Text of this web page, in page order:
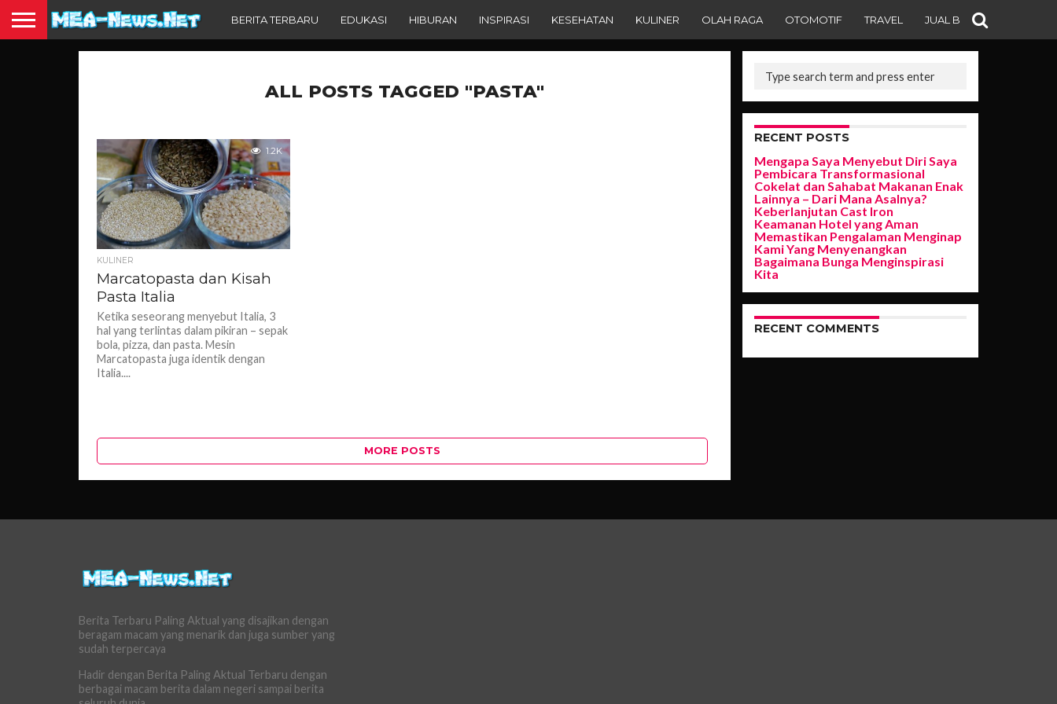
BERITA TERBARU EDUKASI HIBURAN INSPIRASI KESEHATAN KULINER OLAH RAGA OTOMOTIF TRAVEL JUAL BELI
ALL POSTS TAGGED "PASTA"
1.2K
KULINER
Marcatopasta dan Kisah
Pasta Italia
Ketika seseorang menyebut Italia, 3
hal yang terlintas dalam pikiran – sepak
bola, pizza, dan pasta. Mesin
Marcatopasta juga identik dengan
Italia....
MORE POSTS
RECENT POSTS
Mengapa Saya Menyebut Diri Saya
Pembicara Transformasional
Cokelat dan Sahabat Makanan Enak
Lainnya – Dari Mana Asalnya?
Keberlanjutan Cast Iron
Keamanan Hotel yang Aman
Memastikan Pengalaman Menginap
Kami Yang Menyenangkan
Bagaimana Bunga Menginspirasi
Kita
RECENT COMMENTS
Berita Terbaru Paling Aktual yang disajikan dengan
beragam macam yang menarik dan juga sumber yang
sudah terpercaya
Hadir dengan Berita Paling Aktual Terbaru dengan
berbagai macam berita dalam negeri sampai berita